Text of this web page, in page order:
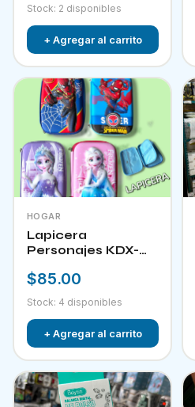
Stock: 2 disponibles
+ Agregar al carrito
HOGAR
Lapicera
Personajes KDX-
$85.00
Stock: 4 disponibles
+ Agregar al carrito